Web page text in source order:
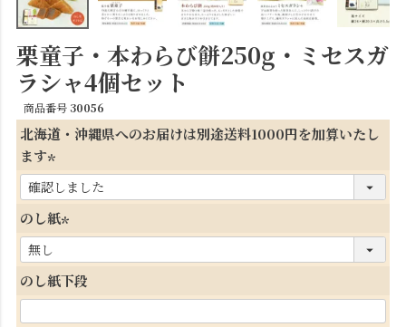
栗童子・本わらび餅250g・ミセスガ
ラシャ4個セット
商品番号 30056
北海道・沖縄県へのお届けは別途送料1000円を加算いたし
ます
(
必
須
)
のし紙
必
須
のし紙下段